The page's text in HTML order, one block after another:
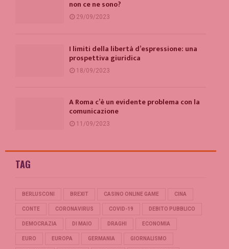
non ce ne sono?
29/09/2023
I limiti della libertà d’espressione: una
prospettiva giuridica
18/09/2023
A Roma c’è un evidente problema con la
comunicazione
11/09/2023
TAG
BERLUSCONI BREXIT CASINO ONLINE GAME CINA
CONTE CORONAVIRUS COVID-19 DEBITO PUBBLICO
DEMOCRAZIA DI MAIO DRAGHI ECONOMIA
EURO EUROPA GERMANIA GIORNALISMO